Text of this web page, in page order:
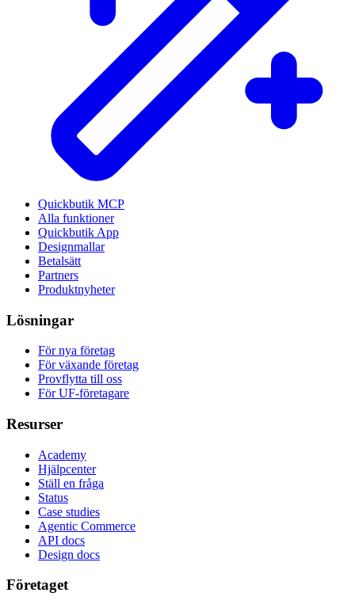
Quickbutik MCP
Alla funktioner
Quickbutik App
Designmallar
Betalsätt
Partners
Produktnyheter
Lösningar
För nya företag
För växande företag
Provflytta till oss
För UF-företagare
Resurser
Academy
Hjälpcenter
Ställ en fråga
Status
Case studies
Agentic Commerce
API docs
Design docs
Företaget